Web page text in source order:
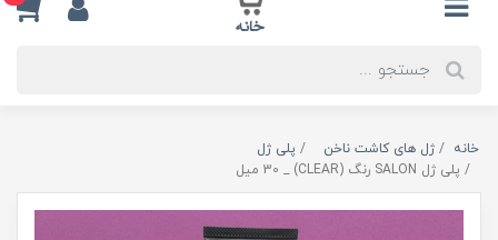
خانه ژل های کاشت ناخن
پلی ژل
پلی ژل SALON رنگ (CLEAR) _ 30 میل